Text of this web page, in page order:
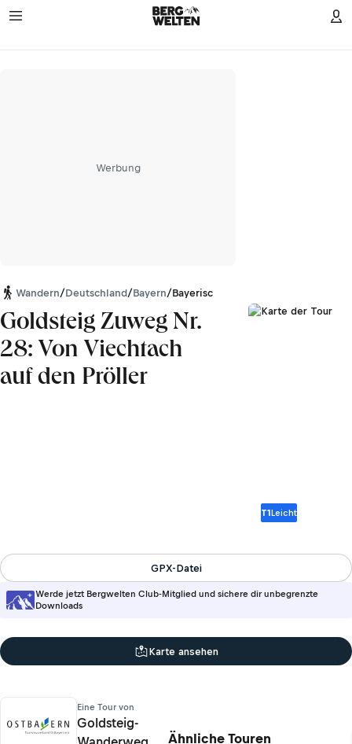
Werbung
Wandern/Deutschland/Bayern/Bayerischer Wald
Goldsteig Zuweg Nr.
28: Von Viechtach
auf den Pröller
T1Leicht
Werde jetzt Bergwelten Club-Mitglied und sichere dir unbegrenzte
Downloads
GPX-Datei
Karte ansehen
Eine Tour von
Goldsteig-
Ähnliche Touren